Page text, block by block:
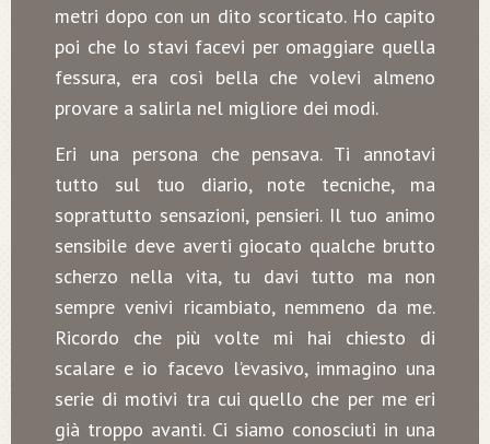
metri dopo con un dito scorticato. Ho capito
poi che lo stavi facevi per omaggiare quella
fessura, era così bella che volevi almeno
provare a salirla nel migliore dei modi.
Eri una persona che pensava. Ti annotavi
tutto sul tuo diario, note tecniche, ma
soprattutto sensazioni, pensieri. Il tuo animo
sensibile deve averti giocato qualche brutto
scherzo nella vita, tu davi tutto ma non
sempre venivi ricambiato, nemmeno da me.
Ricordo che più volte mi hai chiesto di
scalare e io facevo l’evasivo, immagino una
serie di motivi tra cui quello che per me eri
già troppo avanti. Ci siamo conosciuti in una